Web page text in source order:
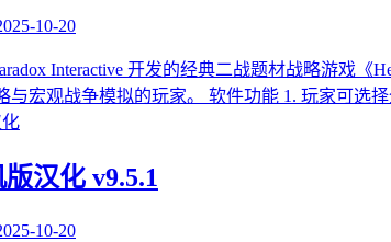
10-20
Interactive 开发的经典二战题材战略游戏
与宏观战争模拟的玩家。 软件功能 1. 玩家可选
汉化 v9.5.1
10-20